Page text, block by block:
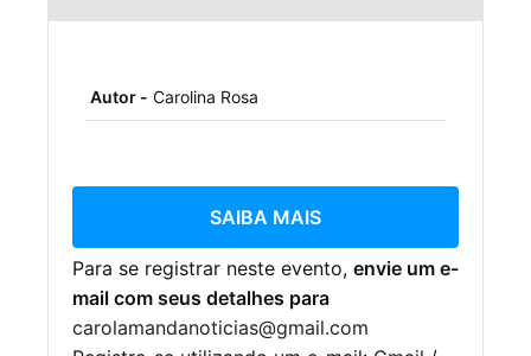
Autor - Carolina Rosa
SAIBA MAIS
Para se registrar neste evento, envie um e-
mail com seus detalhes para
carolamandanoticias@gmail.com